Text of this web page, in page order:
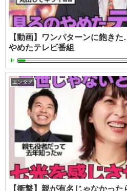
【動画】ワンパターンに飽き
やめたテレビ番組
エンタメ
【衝撃】親が有名じゃなかっ